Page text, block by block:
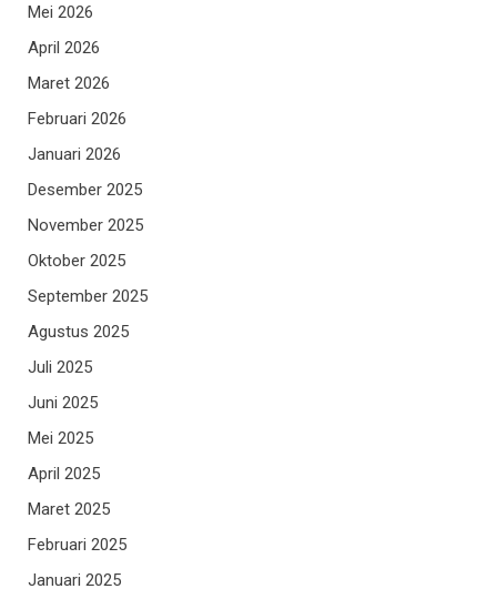
Mei 2026
April 2026
Maret 2026
Februari 2026
Januari 2026
Desember 2025
November 2025
Oktober 2025
September 2025
Agustus 2025
Juli 2025
Juni 2025
Mei 2025
April 2025
Maret 2025
Februari 2025
Januari 2025